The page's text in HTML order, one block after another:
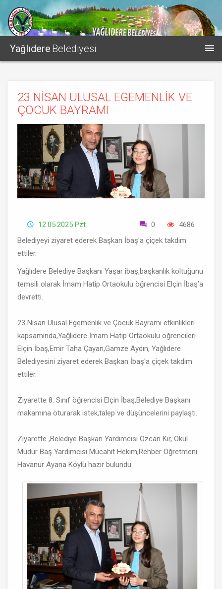
Yağlıdere Belediyesi
23 NİSAN ULUSAL EGEMENLİK VE
ÇOCUK BAYRAMI
12.05.2025 Pzt 0
4686
Belediyeyi ziyaret ederek Başkan İbaş'a çiçek takdim
ettiler.
Yağlıdere Belediye Başkanı Yaşar ibaş,başkanlık koltuğunu
temsili olarak İmam Hatip Ortaokulu öğrencisi Elçin İbaş’a
devretti.
23 Nisan Ulusal Egemenlik ve Çocuk Bayramı etkinlikleri
kapsamında,Yağlıdere İmam Hatip Ortaokulu öğrencileri
Elçin İbaş,Emir Taha Çayan,Gamze Aydın, Yağlıdere
Belediyesini ziyaret ederek Başkan İbaş'a çiçek takdim
ettiler.
Ziyarette 8. Sınıf öğrencisi Elçin İbaş,Belediye Başkanı
makamına oturarak istek,talep ve düşüncelerini paylaştı.
Ziyarette ,Belediye Başkan Yardımcısı Özcan Kır, Okul
Müdür Baş Yardımcısı Mücahit Hekim,Rehber Öğretmeni
Havanur Ayana Köylü hazır bulundu.